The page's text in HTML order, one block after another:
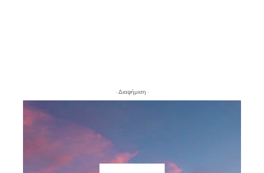
- Διαφήμιση -